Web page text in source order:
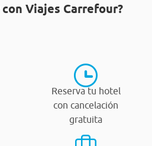
Viajes Carrefour?
Reserva tu hotel
con cancelación
gratuita